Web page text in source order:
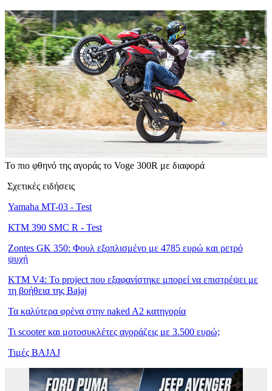
Το πιο φθηνό της αγοράς το Voge 300R με διαφορά
Σχετικές ειδήσεις
Yamaha MT-03 - Test
ΚΤΜ 390 SMC R - Test
Zontes GK 350: Φουλ εξοπλισμένο με 4785 ευρώ και ρετρό
ψυχή
KTM V4: Το project που εξαφανίστηκε μπορεί να επιστρέψει με
τη βοήθεια της Bajaj
Τα καλύτερα φρένα στην naked A2 κατηγορία
Τι scooter και μοτοσυκλέτες αγοράζεις με 3.500 ευρώ;
Τιμές BAJAJ